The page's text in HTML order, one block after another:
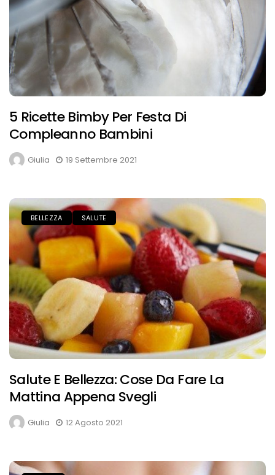
5 Ricette Bimby Per Festa Di
Compleanno Bambini
Giulia 19 Settembre 2021
BELLEZZA SALUTE
Salute E Bellezza: Cose Da Fare La
Mattina Appena Svegli
Giulia 12 Agosto 2021